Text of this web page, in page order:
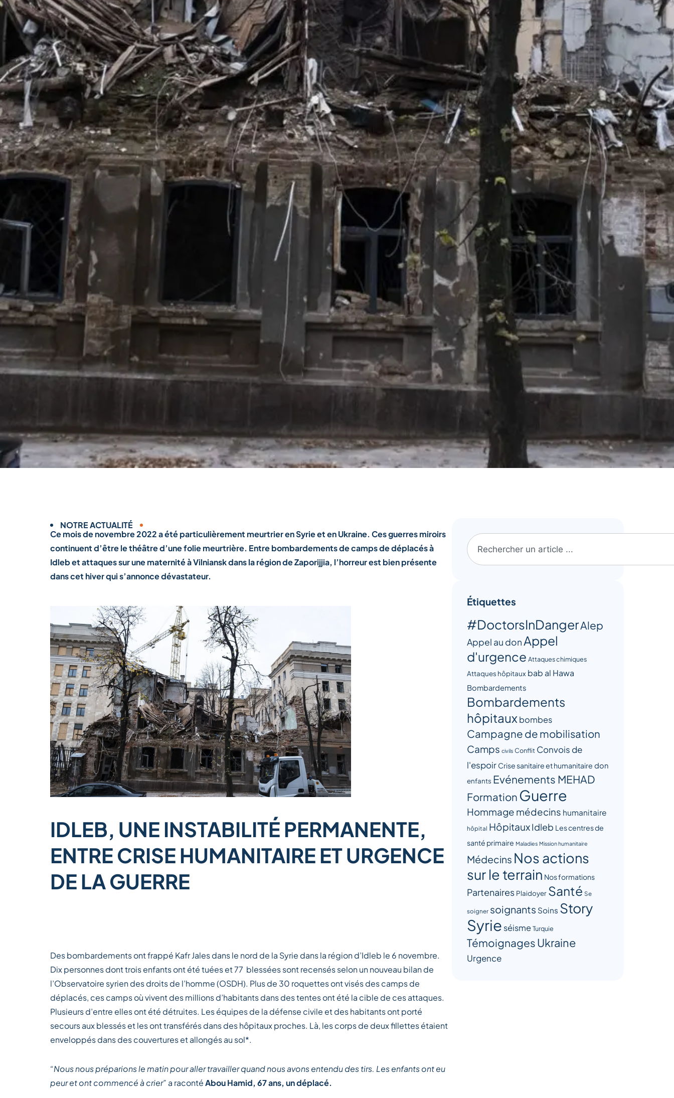
NOTRE ACTUALITÉ
Ce mois de novembre 2022 a été particulièrement meurtrier en Syrie et en Ukraine. Ces guerres miroirs
continuent d’être le théâtre d’une folie meurtrière. Entre bombardements de camps de déplacés à
Idleb et attaques sur une maternité à Vilniansk dans la région de Zaporijjia, l’horreur est bien présente
dans cet hiver qui s’annonce dévastateur.
IDLEB, UNE INSTABILITÉ PERMANENTE,
ENTRE CRISE HUMANITAIRE ET URGENCE
DE LA GUERRE
Des bombardements ont frappé Kafr Jales dans le nord de la Syrie dans la région d’Idleb le 6 novembre.
Dix personnes dont trois enfants ont été tuées et 77 blessées sont recensés selon un nouveau bilan de
l’Observatoire syrien des droits de l’homme (OSDH). Plus de 30 roquettes ont visés des camps de
déplacés, ces camps où vivent des millions d’habitants dans des tentes ont été la cible de ces attaques.
Plusieurs d’entre elles ont été détruites. Les équipes de la défense civile et des habitants ont porté
secours aux blessés et les ont transférés dans des hôpitaux proches. Là, les corps de deux fillettes étaient
enveloppés dans des couvertures et allongés au sol*.
“Nous nous préparions le matin pour aller travailler quand nous avons entendu des tirs. Les enfants ont eu
peur et ont commencé à crier” a racontéAbou Hamid, 67 ans, un déplacé.
Étiquettes
#DoctorsInDangerAlep
Appel au donAppel
d'urgence Attaques chimiques
Attaques hôpitaux bab al Hawa
Bombardements
Bombardements
hôpitaux bombes
Campagne de mobilisation
Camps civils Conflit Convois de
l'espoir Crise sanitaire et humanitaire don
enfants Evénements MEHAD
Formation Guerre
Hommage médecins humanitaire
hôpital HôpitauxIdleb Les centres de
santé primaire Maladies Mission humanitaire
Médecins Nos actions
sur le terrain Nos formations
Partenaires Plaidoyer Santé Se
soigner soignants Soins Story
Syrie séisme Turquie
TémoignagesUkraine
Urgence